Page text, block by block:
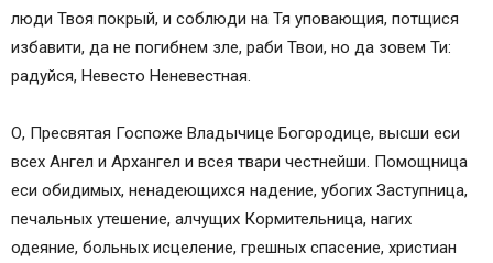
люди Твоя покрый, и соблюди на Тя уповающия, потщися
избавити, да не погибнем зле, раби Твои, но да зовем Ти:
радуйся, Невесто Неневестная.
О, Пресвятая Госпоже Владычице Богородице, высши еси
всех Ангел и Архангел и всея твари честнейши. Помощница
еси обидимых, ненадеющихся надение, убогих Заступница,
печальных утешение, алчущих Кормительница, нагих
одеяние, больных исцеление, грешных спасение, христиан